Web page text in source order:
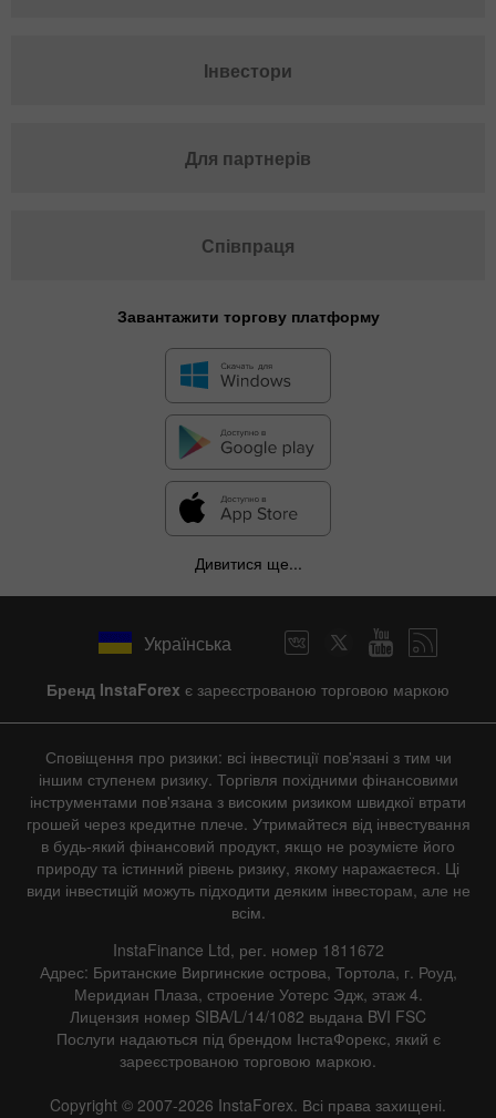
Інвестори
Для партнерів
Співпраця
Завантажити торгову платформу
Дивитися ще...
Українська
Бренд InstaForex є зареєстрованою торговою маркою
Сповіщення про ризики: всі інвестиції пов'язані з тим чи
іншим ступенем ризику. Торгівля похідними фінансовими
інструментами пов'язана з високим ризиком швидкої втрати
грошей через кредитне плече. Утримайтеся від інвестування
в будь-який фінансовий продукт, якщо не розумієте його
природу та істинний рівень ризику, якому наражаєтеся. Ці
види інвестицій можуть підходити деяким інвесторам, але не
всім.
InstaFinance Ltd, рег. номер 1811672
Адрес: Британские Виргинские острова, Тортола, г. Роуд,
Меридиан Плаза, строение Уотерс Эдж, этаж 4.
Лицензия номер SIBA/L/14/1082 выдана BVI FSC
Послуги надаються під брендом ІнстаФорекс, який є
зареєстрованою торговою маркою.
Copyright © 2007-2026 InstaForex. Всі права захищені.